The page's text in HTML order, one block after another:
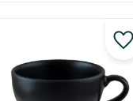
favoriter